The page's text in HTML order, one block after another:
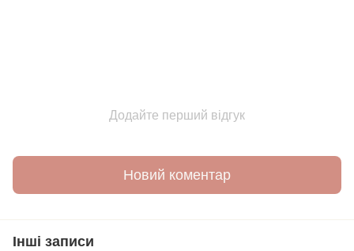
Додайте перший відгук
Новий коментар
Інші записи